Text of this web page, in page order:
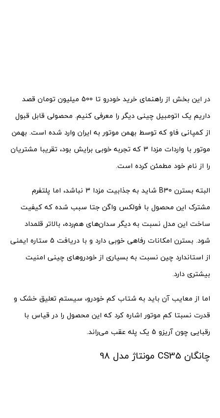
در این بخش از راهنمای خرید خودرو تا 500 میلیون تومان قصد
داریم یک اتومبیل چینی دیگر را معرفی کنیم. محصولی قابل قبول
از کمپانی فاو که توسط بهمن موتور به ایران وارد شده است. بهمن
موتور با واردات مزدا 3 که تجربه خوبی برایش بود، تقریبا مشتریان
را از نام خود مطمئن کرده است.
البته بسترن B30‌ شاید به جذابیت مزدا 3 نباشد، اما پلتفرم
مشترک این محصول با فولکس واگن جتا سبب شده که کیفیت
ساخت این مدل نسبت به دیگر سدان‌های هم‌رده، بالاتر قلمداد
شود. بسترن امکانات رفاهی خوبی دارد و با دریافت 5 ستاره ایمنی
از استاندارد چین نسبت به بسیاری از خودروهای چینی امنیت
بیشتری دارد.
اما از معایب آن باید به شتاب کم خودرو، سیستم تعلیق خشک و
قدرت نسبتا کم موتور اشاره کرد که این محصول را در قیاس با
رقبایی چون آریزو 5 یک پله عقب می‌راند.
چانگان CS35 مونتاژ مدل 98